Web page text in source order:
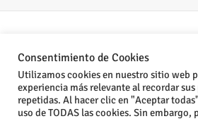
Aviso legal
Condiciones
Consentimiento de Cookies
Utilizamos cookies en nuestro sitio web
experiencia más relevante al recordar
repetidas. Al hacer clic en "Aceptar
uso de TODAS las cookies. Sin embargo,